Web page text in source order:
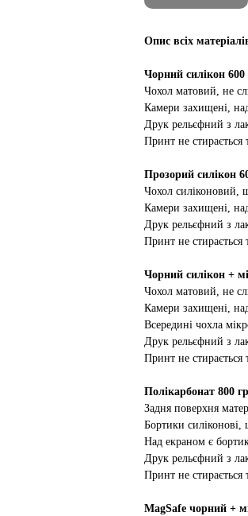
Опис всіх
Чорний силікон 600
Чохол матовий, не
Камери захищені,
Друк рельєфний з
Принт не стирається
Прозорий силікон
Чохол силіконовий,
Камери захищені,
Друк рельєфний з
Принт не стирається
Чорний силікон +
Чохол матовий, не
Камери захищені,
Всередині чохла
Друк рельєфний з
Принт не стирається
Полікарбонат 800
Задня поверхня
Бортики силіконові,
Над екраном є
Друк рельєфний з
Принт не стирається
MagSafe чорний +